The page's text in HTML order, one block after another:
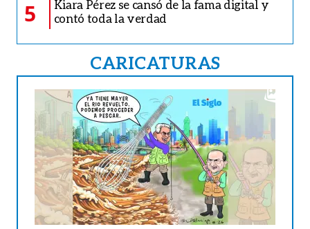
5
Kiara Pérez se cansó de la fama digital y
contó toda la verdad
CARICATURAS